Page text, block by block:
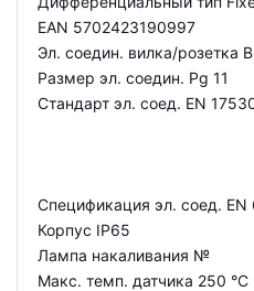
EAN 5702423190997
Эл. соедин. вилка/розетка
Размер эл. соедин. Pg 11
Стандарт эл. соед. EN
Спецификация эл. соед.
Корпус IP65
Лампа накаливания №
Макс. темп. датчика 250 °C